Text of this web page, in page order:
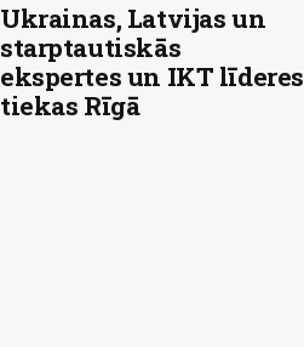
Ukrainas, Latvijas un
starptautiskās
ekspertes un IKT līderes
tiekas Rīgā